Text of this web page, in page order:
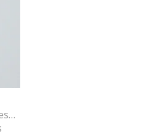
Set de top-uri de casa - 2 piese, Bej